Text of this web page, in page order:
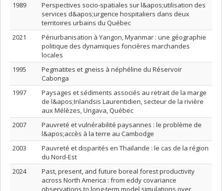
1989
Perspectives socio-spatiales sur l&apos;utilisation des
services d&apos;urgence hospitaliers dans deux
territoires urbains du Québec
2021
Périurbanisation à Yangon, Myanmar : une géographie
politique des dynamiques foncières marchandes
locales
1995
Pegmatites et gneiss à néphéline du Réservoir
Cabonga
1997
Paysages et sédiments associés au retrait de la marge
de l&apos;Inlandsis Laurentidien, secteur de la rivière
aux Mélèzes, Ungava, Québec
2007
Pauvreté et vulnérabilité paysannes : le problème de
l&apos;accès à la terre au Cambodge
2003
Pauvreté et disparités en Thaïlande : le cas de la région
du Nord-Est
2024
Past, present, and future boreal forest productivity
across North America : from eddy covariance
observations to long-term model simulations over